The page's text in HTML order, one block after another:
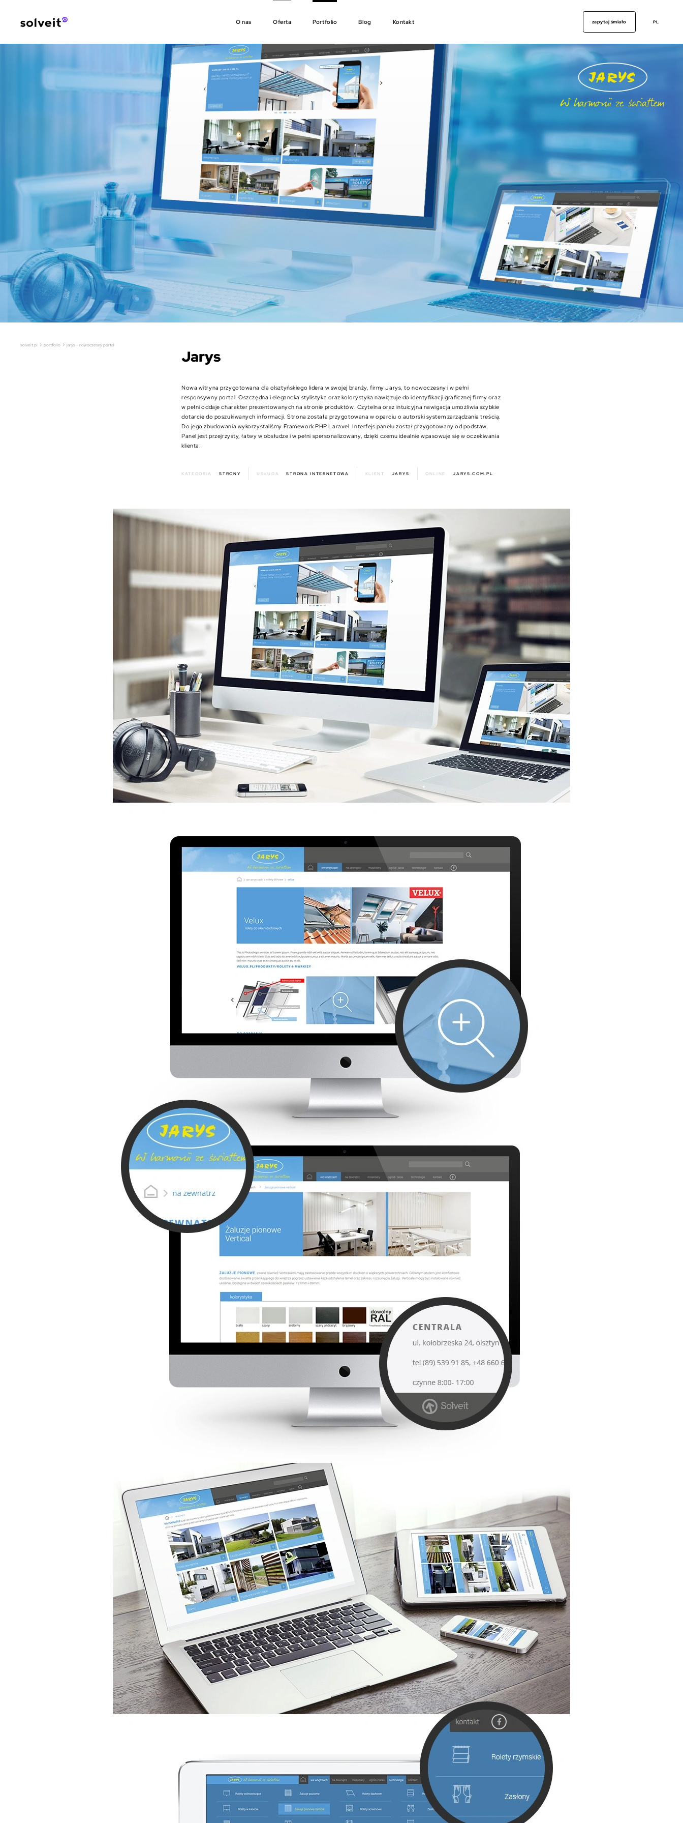
O nas Oferta Portfolio Blog Kontakt zapytaj śmiało PL
solveit.pl › portfolio › jarys – nowoczesny portal
Jarys
Nowa witryna przygotowana dla olsztyńskiego lidera w swojej branży, firmy Jarys, to nowoczesny i w pełni
responsywny portal. Oszczędna i elegancka stylistyka oraz kolorystyka nawiązuje do identyfikacji graficznej firmy oraz
w pełni oddaje charakter prezentowanych na stronie produktów. Czytelna oraz intuicyjna nawigacja umożliwia szybkie
dotarcie do poszukiwanych informacji. Strona została przygotowana w oparciu o autorski system zarządzania treścią.
Do jego zbudowania wykorzystaliśmy Framework PHP Laravel. Interfejs panelu został przygotowany od podstaw.
Panel jest przejrzysty, łatwy w obsłudze i w pełni spersonalizowany, dzięki czemu idealnie wpasowuje się w oczekiwania
klienta.
KATEGORIA STRONY USŁUGA STRONA INTERNETOWA KLIENT JARYS ONLINE JARYS.COM.PL